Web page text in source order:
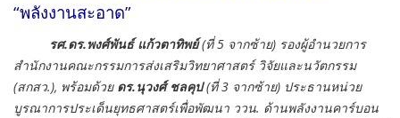
“พลังงานสะอาด”
รศ.ดร.พงศ์พันธ์ แก้วตาทิพย์(ที่ 5 จากซ้าย) รองผู้อำนวยการ
สำนักงานคณะกรรมการส่งเสริมวิทยาศาสตร์ วิจัยและนวัตกรรม
(สกสว.), พร้อมด้วย ดร.นุวงศ์ ชลคุป(ที่ 3 จากซ้าย) ประธานหน่วย
บูรณาการประเด็นยุทธศาสตร์เพื่อพัฒนา ววน. ด้านพลังงานคาร์บอน